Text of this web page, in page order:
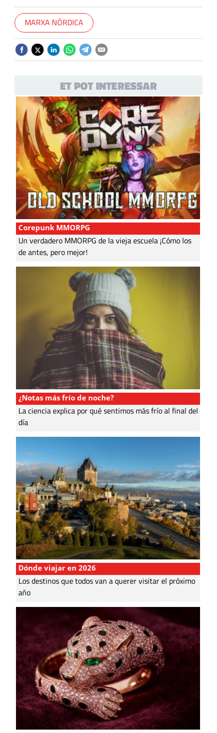
MARXA NÒRDICA
ET POT INTERESSAR
Corepunk MMORPG
Un verdadero MMORPG de la vieja escuela ¡Cómo los
de antes, pero mejor!
¿Notas más frío de noche?
La ciencia explica por qué sentimos más frío al final del
día
Dónde viajar en 2026
Los destinos que todos van a querer visitar el próximo
año